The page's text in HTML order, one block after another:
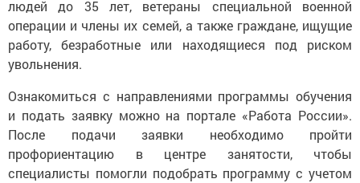
людей до 35 лет, ветераны специальной военной
операции и члены их семей, а также граждане, ищущие
работу, безработные или находящиеся под риском
увольнения.
Ознакомиться с направлениями программы обучения
и подать заявку можно на портале «Работа России».
После подачи заявки необходимо пройти
профориентацию в центре занятости, чтобы
специалисты помогли подобрать программу с учетом